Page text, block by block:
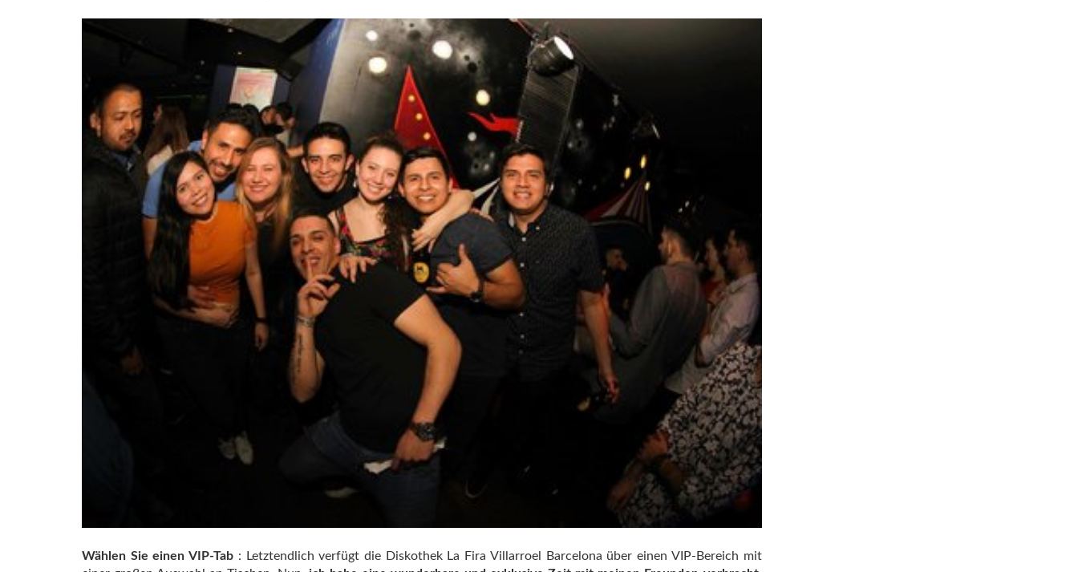
Wählen Sie einen VIP-Tab : Letztendlich verfügt die Diskothek La Fira Villarroel Barcelona über einen VIP-Bereich mit